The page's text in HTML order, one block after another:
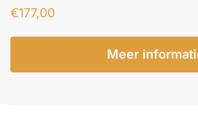
€177,00
Meer